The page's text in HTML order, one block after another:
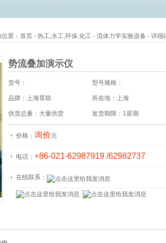
置： 首页 - 热工,水工,环保,化工 - 流体力学实验设备 - 详细
势流叠加演示仪
货号： 型号规格：
品牌：上海育联 所在地：上海
供货总量：大量供货 发货期限：1星期
价格： 询价元
电话： +86-021-62987919 /62982737
在线联系：